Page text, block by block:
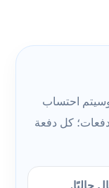
وسيتم احتساب
كل دفعة
حاليًا.